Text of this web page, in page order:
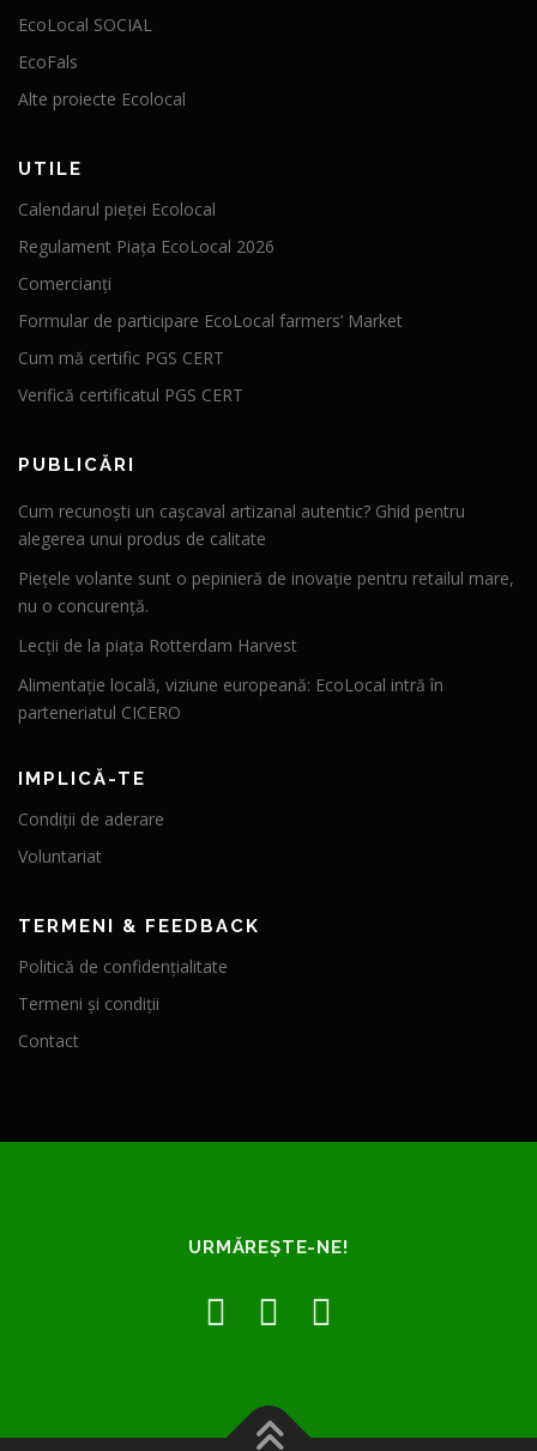
EcoLocal SOCIAL
EcoFals
Alte proiecte Ecolocal
UTILE
Calendarul pieței Ecolocal
Regulament Piața EcoLocal 2026
Comercianți
Formular de participare EcoLocal farmers’ Market
Cum mă certific PGS CERT
Verifică certificatul PGS CERT
PUBLICĂRI
Cum recunoști un cașcaval artizanal autentic? Ghid pentru
alegerea unui produs de calitate
Piețele volante sunt o pepinieră de inovație pentru retailul mare,
nu o concurență.
Lecții de la piața Rotterdam Harvest
Alimentație locală, viziune europeană: EcoLocal intră în
parteneriatul CICERO
IMPLICĂ-TE
Condiții de aderare
Voluntariat
TERMENI & FEEDBACK
Politică de confidențialitate
Termeni și condiții
Contact
URMĂREȘTE-NE!